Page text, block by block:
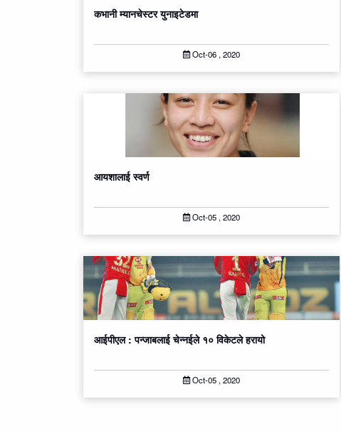
कभानी म्यानचेस्टर युनाइटेडमा
Oct-06 , 2020
आयशालाई स्वर्ण
Oct-05 , 2020
आईपीएल : पन्जाबलाई चेन्‍नईले १० विकेटले हरायो
Oct-05 , 2020